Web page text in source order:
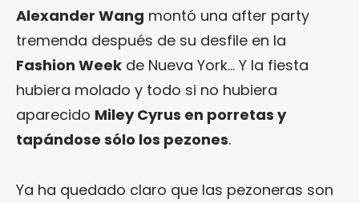
Alexander Wang montó una after party
tremenda después de su desfile en la
Fashion Week de Nueva York… Y la fiesta
hubiera molado y todo si no hubiera
aparecido Miley Cyrus en porretas y
tapándose sólo los pezones.
Ya ha quedado claro que las pezoneras son